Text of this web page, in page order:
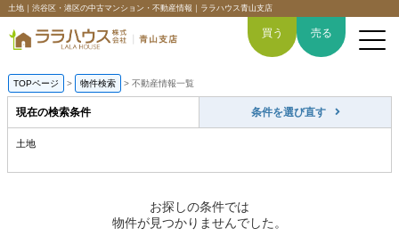
土地｜渋谷区・港区の中古マンション・不動産情報｜ララハウス青山支店
買う 売る
TOPページ > 物件検索 > 不動産情報一覧
現在の検索条件 条件を選び直す
土地
お探しの条件では
物件が見つかりませんでした。